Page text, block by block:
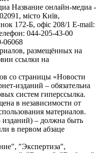
Название онлайн-медиа -
місто Київ,
172-Б, офіс 208/1 E-mail:
044-205-43-00
06068
размещённых на
ссылки на
со страницы «Новости
изданий – обязательна
систем гиперссылка.
в независимости от
материалов.
изданий) – должна быть
в первом абзаце
"Экспертиза",